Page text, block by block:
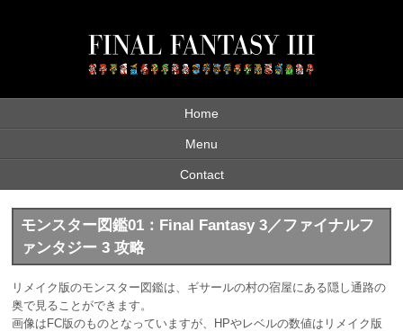
Home
Menu
Contact
モンスター図鑑01：Final Fantasy 3／ファイナルフ
ァンタジー 3 攻略
リメイク版のモンスター図鑑は、ギサールの村の宿屋にある隠し通路の
奥で見ることができます。
画像はFC版のものとなっていますが、HPやレベルの数値はリメイク版